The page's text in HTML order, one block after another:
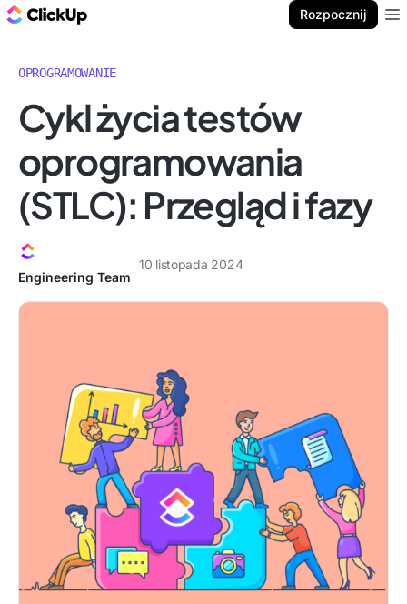
Rozpocznij
OPROGRAMOWANIE
Cykl życia testów
oprogramowania
(STLC): Przegląd i fazy
Engineering Team
10 listopada 2024